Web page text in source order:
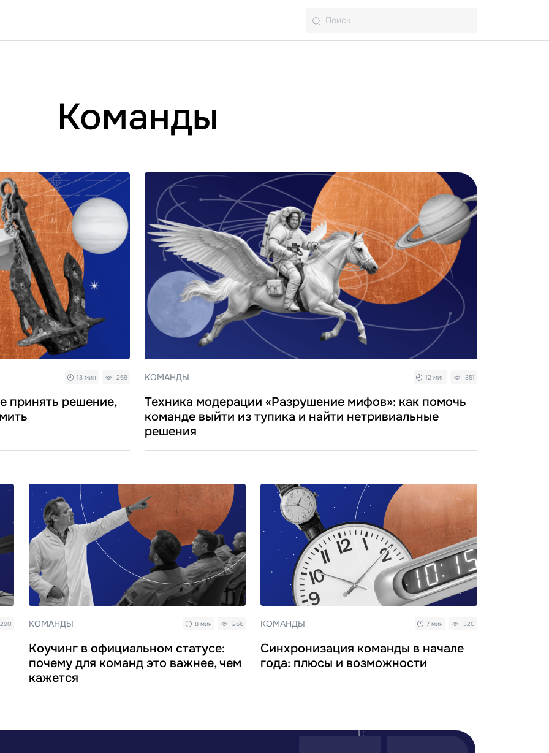
Команды
13 мин 269
принять решение,
КОМАНДЫ 12 мин 351
Техника модерации «Разрушение мифов»: как помочь
команде выйти из тупика и найти нетривиальные
решения
290 КОМАНДЫ 8 мин 266
Коучинг в официальном статусе:
почему для команд это важнее, чем
кажется
КОМАНДЫ 7 мин 320
Синхронизация команды в начале
года: плюсы и возможности